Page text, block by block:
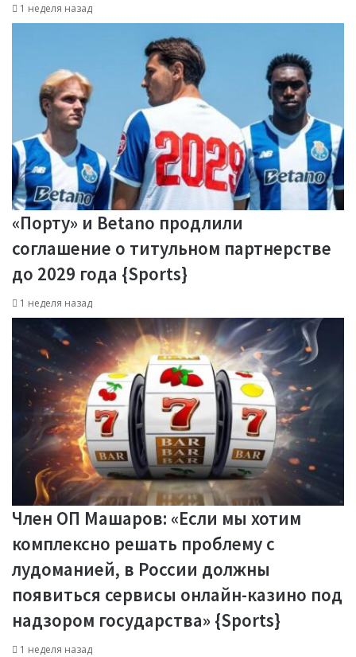
1 неделя назад
«Порту» и Betano продлили
соглашение о титульном партнерстве
до 2029 года {Sports}
1 неделя назад
Член ОП Машаров: «Если мы хотим
комплексно решать проблему с
лудоманией, в России должны
появиться сервисы онлайн-казино под
надзором государства» {Sports}
1 неделя назад